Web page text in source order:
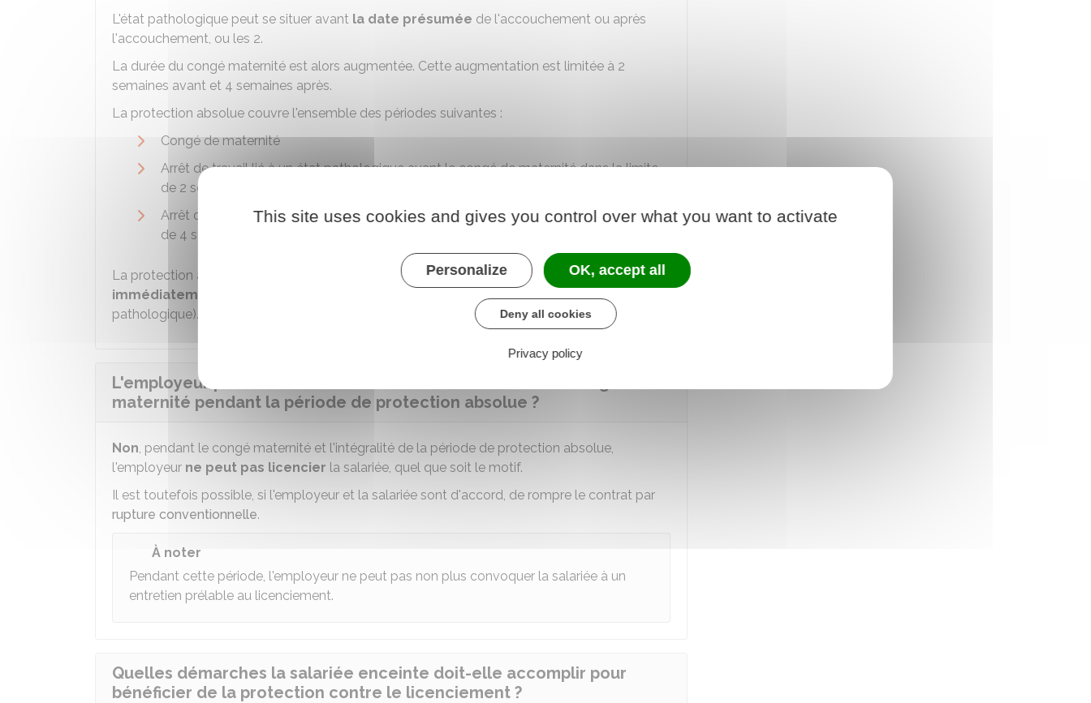
L'état pathologique peut se situer avant la date présumée de l'accouchement ou après
l'accouchement, ou les 2.
La durée du congé maternité est alors augmentée. Cette augmentation est limitée à 2
semaines avant et 4 semaines après.
La protection absolue couvre l'ensemble des périodes suivantes :
Congé de maternité
Arrêt de travail lié à un état pathologique avant le congé de maternité dans la limite
de 2 semaines
Arrêt de travail lié à un état pathologique après le congé de maternité dans la limite
de 4 semaines.
La protection absolue s'applique également pendant les congés payés
pris
immédiatement
après le congé maternité (augmenté éventuellement du congé
pathologique).
L'employeur peut-il licencier une salariée enceinte ou en congé de
maternité pendant la période de protection absolue ?
Non, pendant le congé maternité et l'intégralité de la période de protection absolue,
l'employeur ne peut pas licencier la salariée, quel que soit le motif.
Il est toutefois possible, si l'employeur et la salariée sont d'accord, de rompre le contrat par
rupture conventionnelle.
À noter
Pendant cette période, l'employeur ne peut pas non plus convoquer la salariée à un
entretien prélable au licenciement.
Quelles démarches la salariée enceinte doit-elle accomplir pour
bénéficier de la protection contre le licenciement ?
This site uses cookies and gives you control over what you want to activate
Personalize OK, accept all
Deny all cookies
Privacy policy